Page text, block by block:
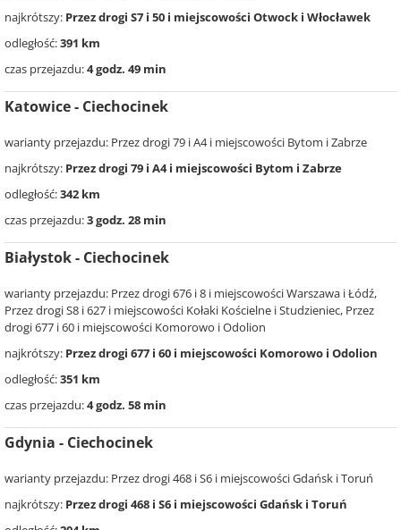
najkrótszy: Przez drogi S7 i 50 i miejscowości Otwock i Włocławek
odległość:391 km
czas przejazdu:4 godz. 49 min
Katowice - Ciechocinek
warianty przejazdu: Przez drogi 79 i A4 i miejscowości Bytom i Zabrze
najkrótszy: Przez drogi 79 i A4 i miejscowości Bytom i Zabrze
odległość:342 km
czas przejazdu:3 godz. 28 min
Białystok - Ciechocinek
warianty przejazdu: Przez drogi 676 i 8 i miejscowości Warszawa i Łódź,
Przez drogi S8 i 627 i miejscowości Kołaki Kościelne i Studzieniec, Przez
drogi 677 i 60 i miejscowości Komorowo i Odolion
najkrótszy: Przez drogi 677 i 60 i miejscowości Komorowo i Odolion
odległość:351 km
czas przejazdu:4 godz. 58 min
Gdynia - Ciechocinek
warianty przejazdu: Przez drogi 468 i S6 i miejscowości Gdańsk i Toruń
najkrótszy: Przez drogi 468 i S6 i miejscowości Gdańsk i Toruń